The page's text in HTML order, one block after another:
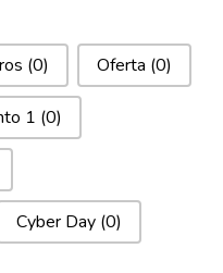
(0) Oferta (0)
1 (0)
Cyber Day (0)